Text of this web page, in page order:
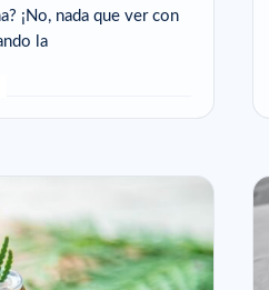
¡No, nada que ver con
la